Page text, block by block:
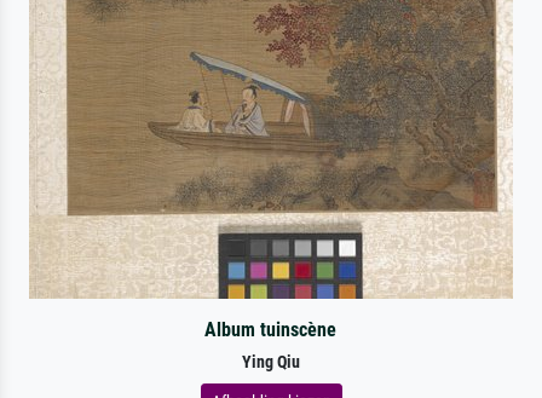
Album tuinscène
Ying Qiu